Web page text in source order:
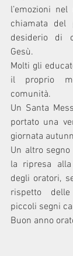
l’emozioni
chiamata del
desiderio di
Gesù.
Molti gli
il proprio
comunità.
Un Santa
portato una
giornata
Un altro
la ripresa alla
degli oratori,
rispetto
piccoli segni
Buon anno